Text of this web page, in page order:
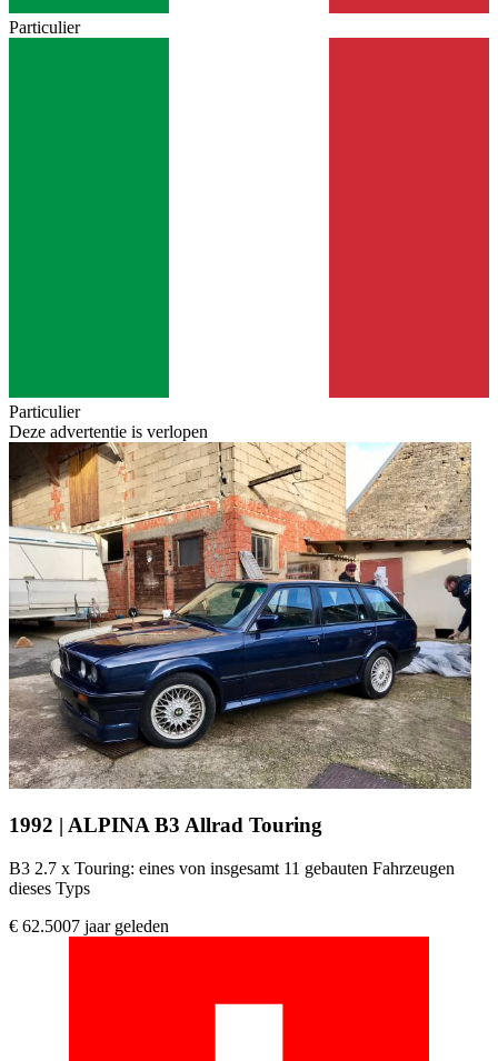
Particulier
Particulier
Deze advertentie is verlopen
1992 | ALPINA B3 Allrad Touring
B3 2.7 x Touring: eines von insgesamt 11 gebauten Fahrzeugen
dieses Typs
€ 62.5007 jaar geleden